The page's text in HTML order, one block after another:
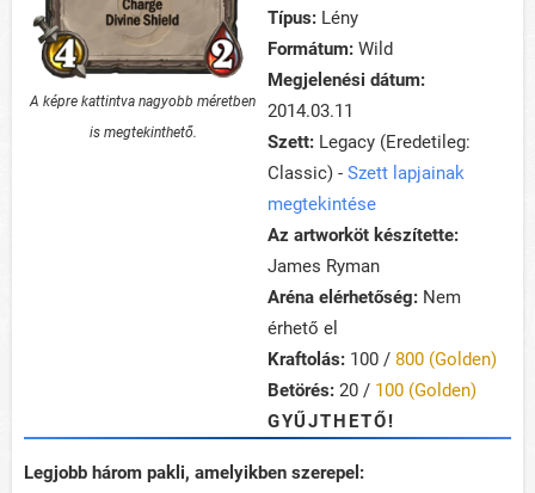
A képre kattintva nagyobb méretben
is megtekinthető.
Típus: Lény
Formátum: Wild
Megjelenési dátum:
2014.03.11
Szett: Legacy (Eredetileg:
Classic) - Szett lapjainak
megtekintése
Az artworköt készítette:
James Ryman
Aréna elérhetőség: Nem
érhető el
Kraftolás: 100 / 800 (Golden)
Betörés: 20 / 100 (Golden)
GYŰJTHETŐ!
Legjobb három pakli, amelyikben szerepel: